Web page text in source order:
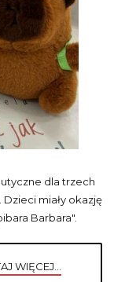
dla trzech
miały okazję
Barbara".
WIĘCEJ...